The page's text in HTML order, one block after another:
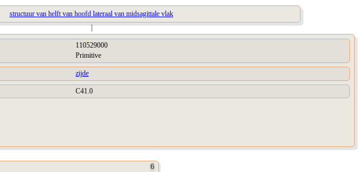
structuur van helft van hoofd lateraal van midsagittale vlak
|
110529000
Primitive
zijde
C41.0
6